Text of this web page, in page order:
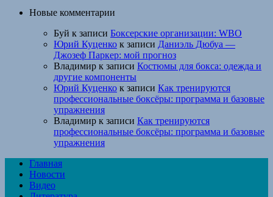
Новые комментарии
Буй к записи Боксерские организации: WBO
Юрий Куценко к записи Даниэль Дюбуа —
Джозеф Паркер: мой прогноз
Владимир к записи Костюмы для бокса: одежда и
другие компоненты
Юрий Куценко к записи Как тренируются
профессиональные боксёры: программа и базовые
упражнения
Владимир к записи Как тренируются
профессиональные боксёры: программа и базовые
упражнения
Главная
Новости
Видео